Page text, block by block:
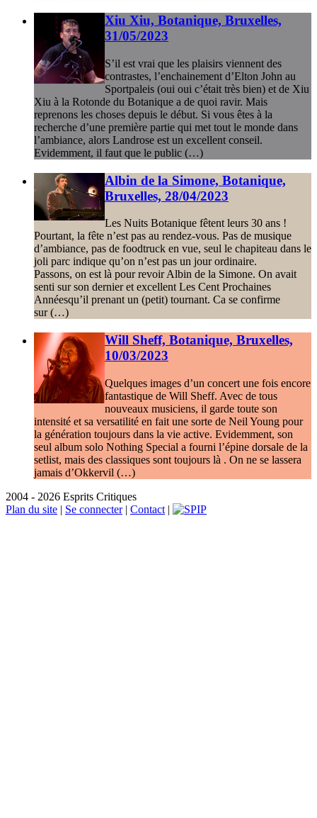
Xiu Xiu, Botanique, Bruxelles,
31/05/2023
S’il est vrai que les plaisirs viennent des
contrastes, l’enchainement d’Elton John au
Sportpaleis (oui oui c’était très bien) et de Xiu
Xiu à la Rotonde du Botanique a de quoi ravir. Mais
reprenons les choses depuis le début. Si vous êtes à la
recherche d’une première partie qui met tout le monde dans
l’ambiance, alors Landrose est un excellent conseil.
Evidemment, il faut que le public (…)
Albin de la Simone, Botanique,
Bruxelles, 28/04/2023
Les Nuits Botanique fêtent leurs 30 ans !
Pourtant, la fête n’est pas au rendez-vous. Pas de musique
d’ambiance, pas de foodtruck en vue, seul le chapiteau dans le
joli parc indique qu’on n’est pas un jour ordinaire.
Passons, on est là pour revoir Albin de la Simone. On avait
senti sur son dernier et excellent Les Cent Prochaines
Annéesqu’il prenant un (petit) tournant. Ca se confirme
sur (…)
Will Sheff, Botanique, Bruxelles,
10/03/2023
Quelques images d’un concert une fois encore
fantastique de Will Sheff. Avec de tous
nouveaux musiciens, il garde toute son
intensité et sa versatilité en fait une sorte de Neil Young pour
la génération toujours dans la vie active. Evidemment, son
seul album solo Nothing Special a fourni l’épine dorsale de la
setlist, mais des classiques sont toujours là . On ne se lassera
jamais d’Okkervil (…)
2004 - 2026 Esprits Critiques
Plan du site | Se connecter| Contact |